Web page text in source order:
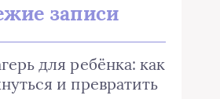
записи
для ребёнка: как
и превратить